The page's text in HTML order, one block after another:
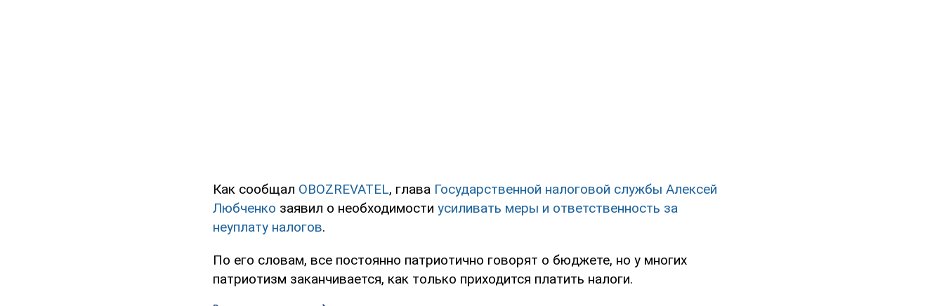
Как сообщал OBOZREVATEL, глава Государственной налоговой службы Алексей
Любченко заявил о необходимости усиливать меры и ответственность за
неуплату налогов.
По его словам, все постоянно патриотично говорят о бюджете, но у многих
патриотизм заканчивается, как только приходится платить налоги.